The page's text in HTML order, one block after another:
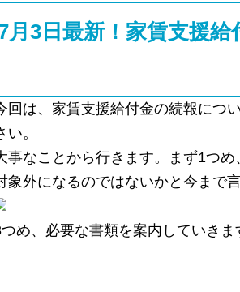
月3日最新！家賃支援
回は、家賃支援給付金の続報につ
い。
事なことから行きます。まず1つ
象外になるのではないかと今まで
め、必要な書類を案内していき